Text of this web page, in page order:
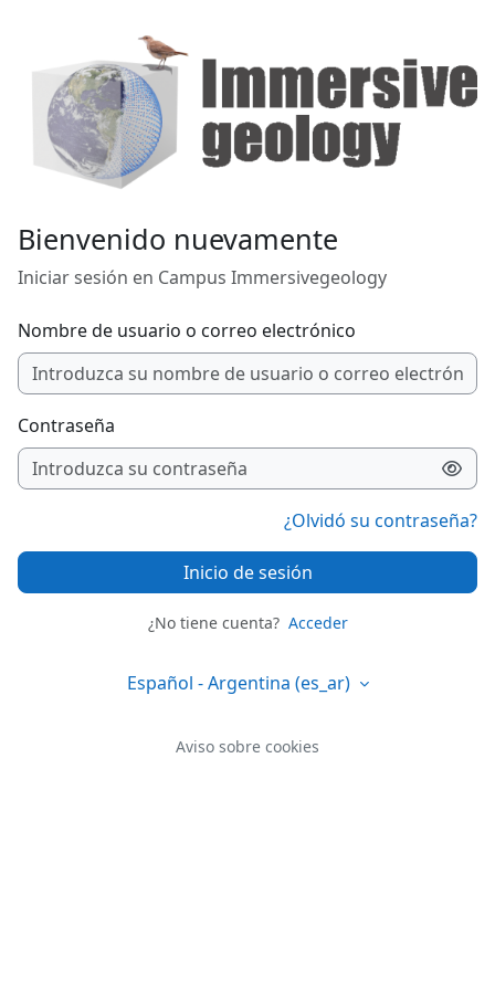
Bienvenido nuevamente
Iniciar sesión en Campus Immersivegeology
Nombre de usuario o correo electrónico
Contraseña
¿Olvidó su contraseña?
Inicio de sesión
¿No tiene cuenta? Acceder
Español - Argentina ‎(es_ar)‎
Aviso sobre cookies